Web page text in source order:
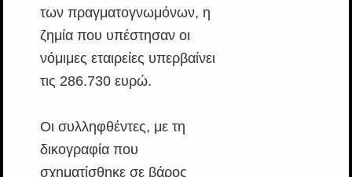
των πραγματογνωμόνων, η
ζημία που υπέστησαν οι
νόμιμες εταιρείες υπερβαίνει
τις 286.730 ευρώ.
Οι συλληφθέντες, με τη
δικογραφία που
σχηματίσθηκε σε βάρος